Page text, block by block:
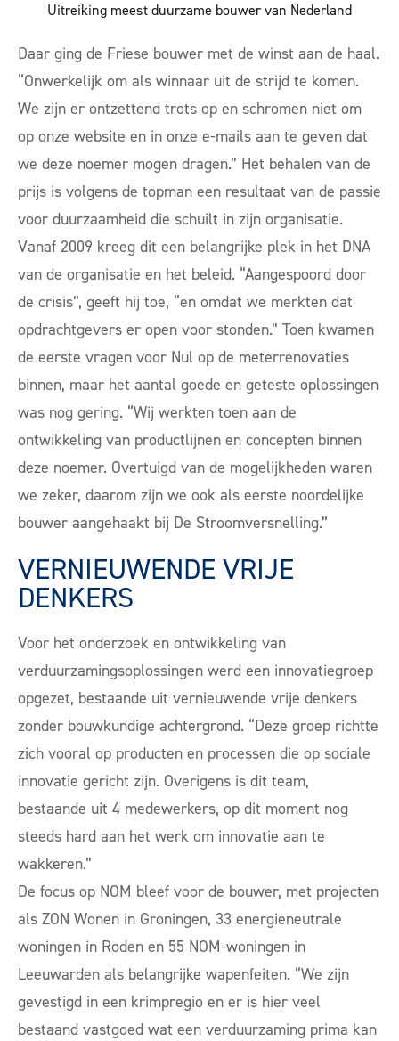
Uitreiking meest duurzame bouwer van Nederland
Daar ging de Friese bouwer met de winst aan de haal.
“Onwerkelijk om als winnaar uit de strijd te komen.
We zijn er ontzettend trots op en schromen niet om
op onze website en in onze e-mails aan te geven dat
we deze noemer mogen dragen.” Het behalen van de
prijs is volgens de topman een resultaat van de passie
voor duurzaamheid die schuilt in zijn organisatie.
Vanaf 2009 kreeg dit een belangrijke plek in het DNA
van de organisatie en het beleid. “Aangespoord door
de crisis”, geeft hij toe, “en omdat we merkten dat
opdrachtgevers er open voor stonden.” Toen kwamen
de eerste vragen voor Nul op de meterrenovaties
binnen, maar het aantal goede en geteste oplossingen
was nog gering. “Wij werkten toen aan de
ontwikkeling van productlijnen en concepten binnen
deze noemer. Overtuigd van de mogelijkheden waren
we zeker, daarom zijn we ook als eerste noordelijke
bouwer aangehaakt bij De Stroomversnelling.”
VERNIEUWENDE VRIJE
DENKERS
Voor het onderzoek en ontwikkeling van
verduurzamingsoplossingen werd een innovatiegroep
opgezet, bestaande uit vernieuwende vrije denkers
zonder bouwkundige achtergrond. “Deze groep richtte
zich vooral op producten en processen die op sociale
innovatie gericht zijn. Overigens is dit team,
bestaande uit 4 medewerkers, op dit moment nog
steeds hard aan het werk om innovatie aan te
wakkeren.”
De focus op NOM bleef voor de bouwer, met projecten
als ZON Wonen in Groningen, 33 energieneutrale
woningen in Roden en 55 NOM-woningen in
Leeuwarden als belangrijke wapenfeiten. “We zijn
gevestigd in een krimpregio en er is hier veel
bestaand vastgoed wat een verduurzaming prima kan